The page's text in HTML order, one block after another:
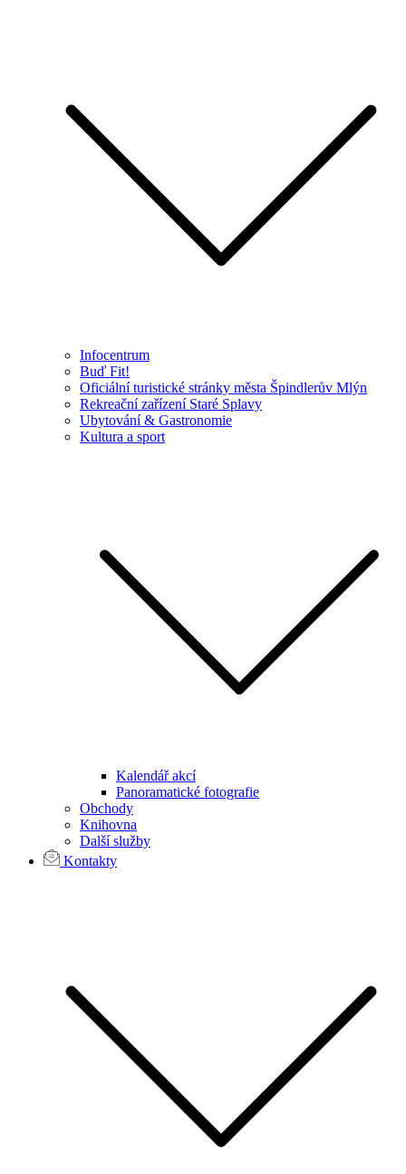
Infocentrum
Buď Fit!
Oficiální turistické stránky města Špindlerův Mlýn
Rekreační zařízení Staré Splavy
Ubytování & Gastronomie
Kultura a sport
Kalendář akcí
Panoramatické fotografie
Obchody
Knihovna
Další služby
Kontakty